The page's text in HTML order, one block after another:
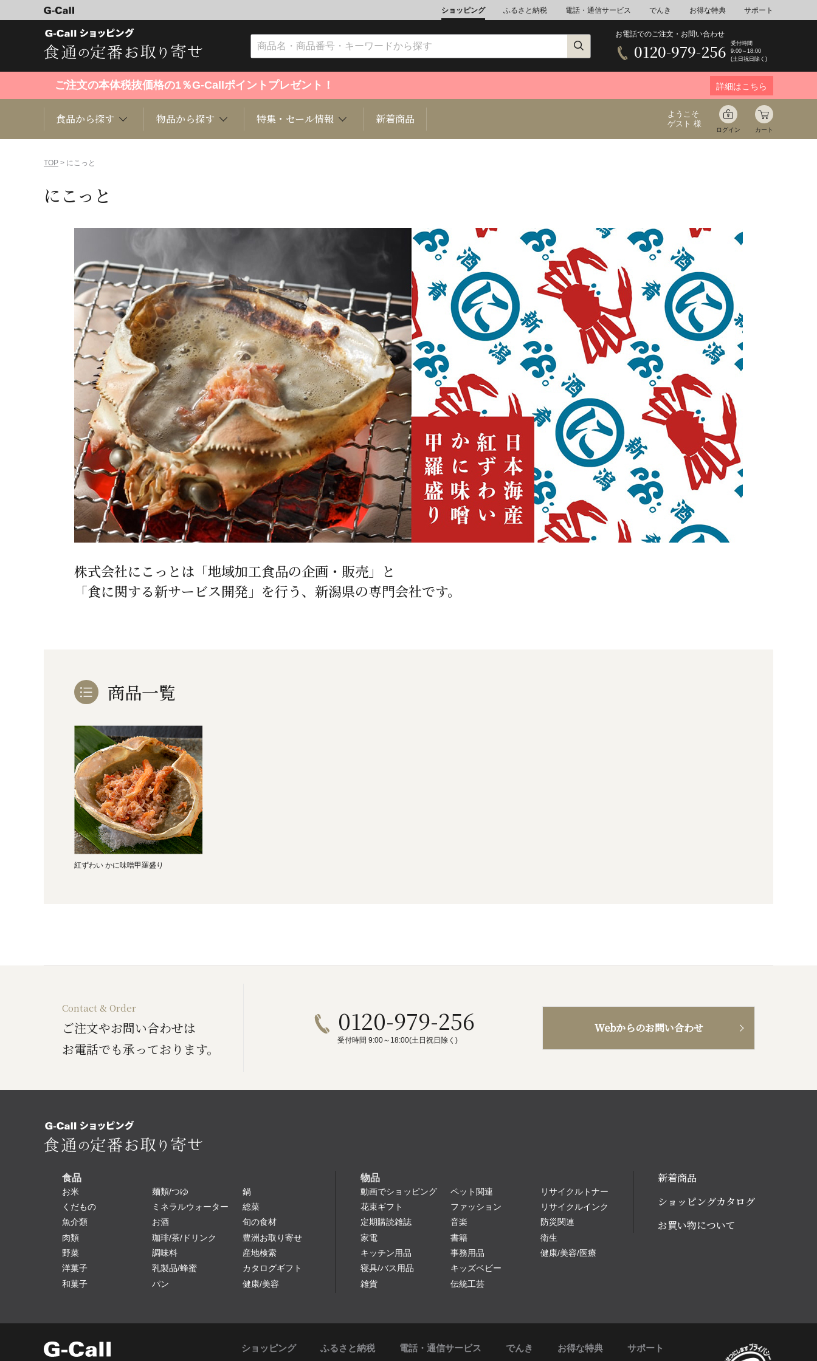
ショッピング ふるさと納税 電話・通信サービス でんき お得な特典 サポート
お電話でのご注文・お問い合わせ
0120-979-256
受付時間
9:00～18:00
(土日祝日除く)
ご注文の本体税抜価格の1％G-Callポイントプレゼント！ 詳細はこちら
食品から探す
麺類/つゆ ミネラルウォーター
お酒 珈琲/茶/ドリンク 乳製品/蜂蜜
鍋 旬の食材 ギフト 豊洲お取り寄せ 健康/美容
産地検索
物品から探す
キッチン用品 定期購読雑誌 書籍 音楽
家電 キッズベビー 事務用品
健康/美容 ペット関連
特集・セール情報 新着商品
ようこそ
ゲスト 様
ログイン カート
TOP > にこっと
にこっと
株式会社にこっとは「地域加工食品の企画・販売」と
「食に関する新サービス開発」を行う、新潟県の専門会社です。
商品一覧
紅ずわい かに味噌甲羅盛り
Contact & Order
ご注文やお問い合わせは
お電話でも承っております。
0120-979-256
受付時間 9:00～18:00(土日祝日除く)
Webからのお問い合わせ
食品
お米
くだもの
魚介類
肉類
野菜
洋菓子
和菓子
麺類/つゆ
ミネラルウォーター
お酒
珈琲/茶/ドリンク
調味料
乳製品/蜂蜜
パン
鍋
総菜
旬の食材
豊洲お取り寄せ
産地検索
カタログギフト
健康/美容
物品
動画でショッピング
花束ギフト
定期購読雑誌
家電
キッチン用品
寝具/バス用品
雑貨
ペット関連
ファッション
音楽
書籍
事務用品
キッズベビー
伝統工芸
リサイクルトナー
リサイクルインク
防災関連
衛生
健康/美容/医療
新着商品
ショッピングカタログ
お買い物について
ショッピング ふるさと納税 電話・通信サービス でんき お得な特典 サポート